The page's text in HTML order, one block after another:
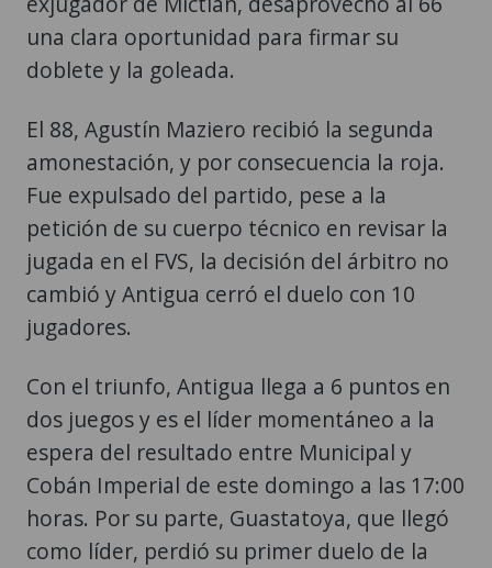
una clara oportunidad para firmar su
doblete y la goleada.
El 88, Agustín Maziero recibió la segunda
amonestación, y por consecuencia la roja.
Fue expulsado del partido, pese a la
petición de su cuerpo técnico en revisar la
jugada en el FVS, la decisión del árbitro no
cambió y Antigua cerró el duelo con 10
jugadores.
Con el triunfo, Antigua llega a 6 puntos en
dos juegos y es el líder momentáneo a la
espera del resultado entre Municipal y
Cobán Imperial de este domingo a las 17:00
horas. Por su parte, Guastatoya, que llegó
como líder, perdió su primer duelo de la